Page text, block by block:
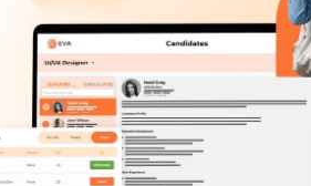
Recruitment Management
Lebih Sederhana